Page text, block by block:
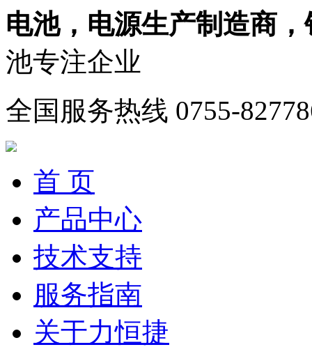
电池，电源生产制造商，
池专注企业
全国服务热线 0755-
首 页
产品中心
技术支持
服务指南
关于力恒捷